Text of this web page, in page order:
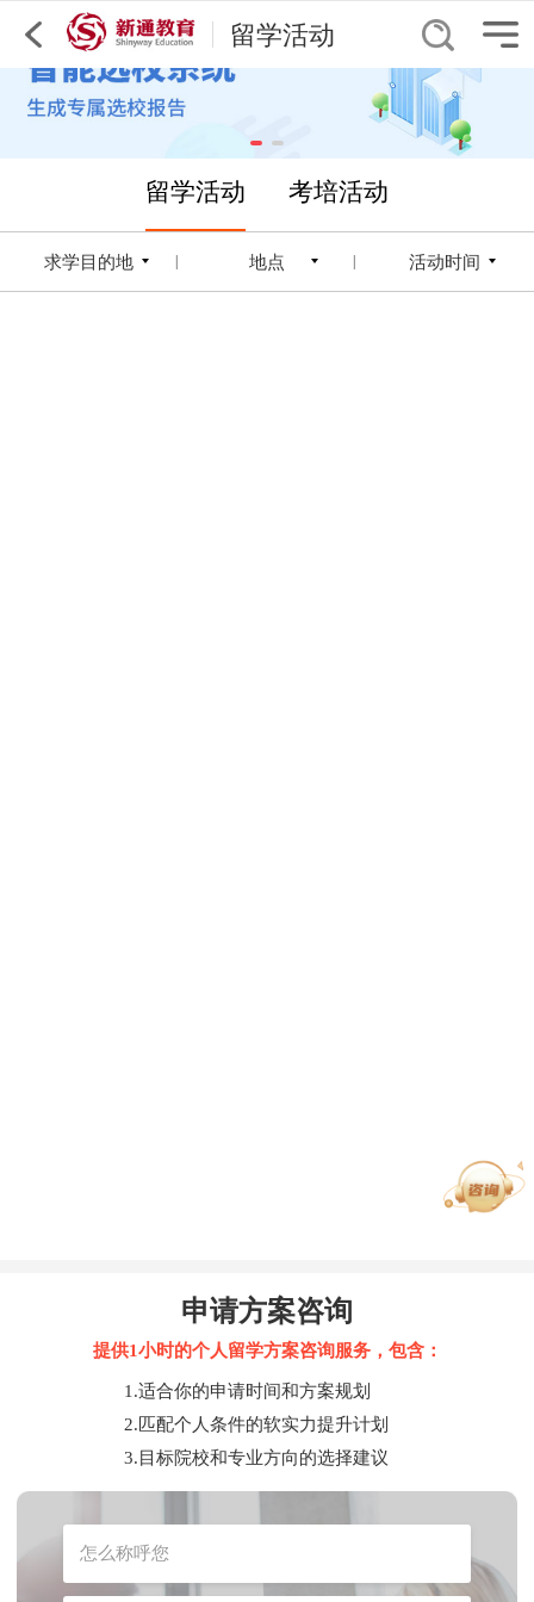
留学活动
留学活动 考培活动
求学目的地 地点 活动时间
申请方案咨询
提供1小时的个人留学方案咨询服务，包含：
1.适合你的申请时间和方案规划
2.匹配个人条件的软实力提升计划
3.目标院校和专业方向的选择建议